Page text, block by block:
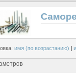
имя (по возрастанию)